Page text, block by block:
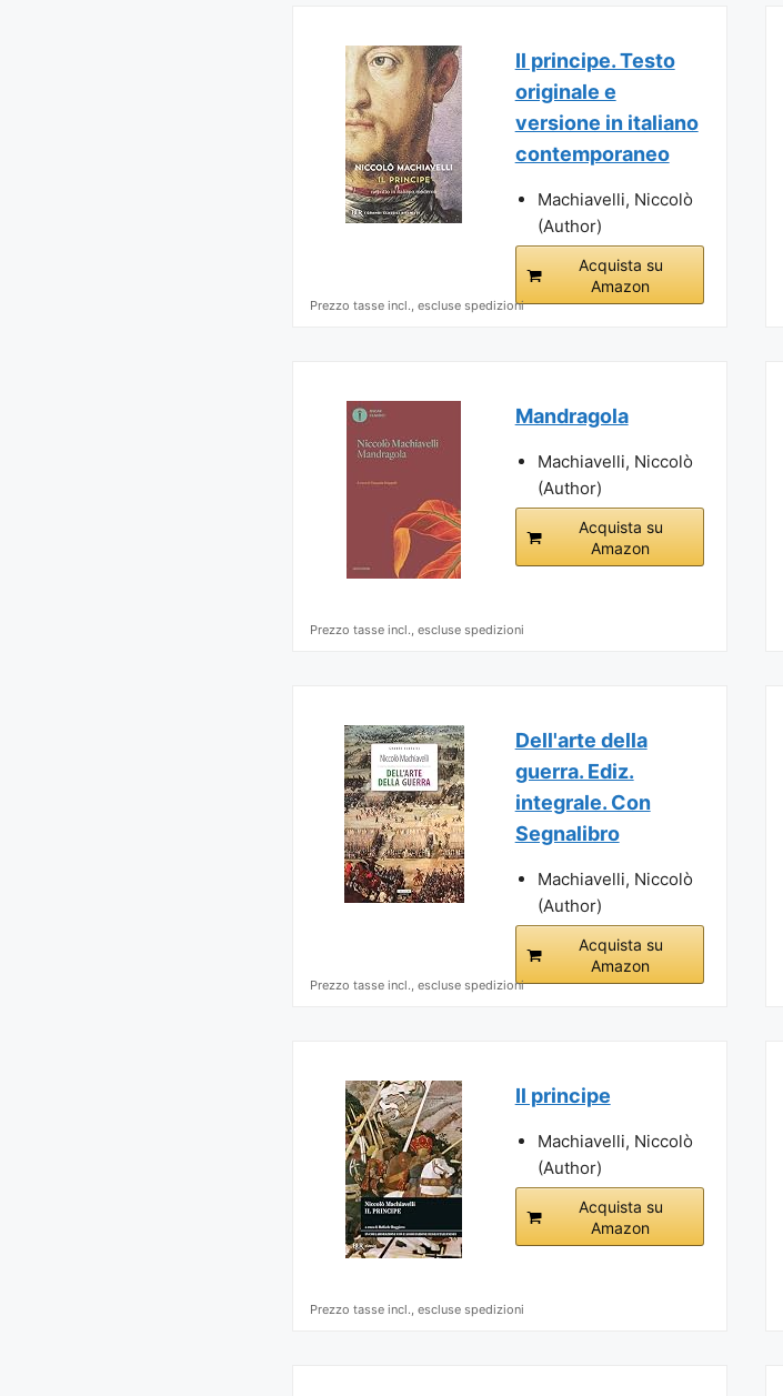
Il principe. Testo
originale e
versione in italiano
contemporaneo
Machiavelli, Niccolò
(Author)
Acquista su
Amazon
Prezzo tasse incl., escluse spedizioni
Mandragola
Machiavelli, Niccolò
(Author)
Acquista su
Amazon
Prezzo tasse incl., escluse spedizioni
Dell'arte della
guerra. Ediz.
integrale. Con
Segnalibro
Machiavelli, Niccolò
(Author)
Acquista su
Amazon
Prezzo tasse incl., escluse spedizioni
Il principe
Machiavelli, Niccolò
(Author)
Acquista su
Amazon
Prezzo tasse incl., escluse spedizioni